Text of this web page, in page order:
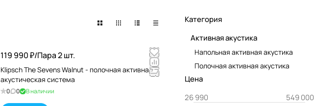
119 990 ₽/Пара 2 шт.
Klipsch The Sevens Walnut - полочная активная
акустическая система
0 0 В наличии
Категория
Активная акустика
Напольная активная акустика
Полочная активная акустика
Цена